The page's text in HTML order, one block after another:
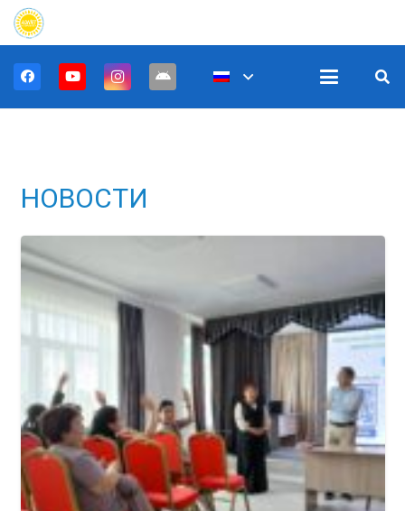
НОВОСТИ